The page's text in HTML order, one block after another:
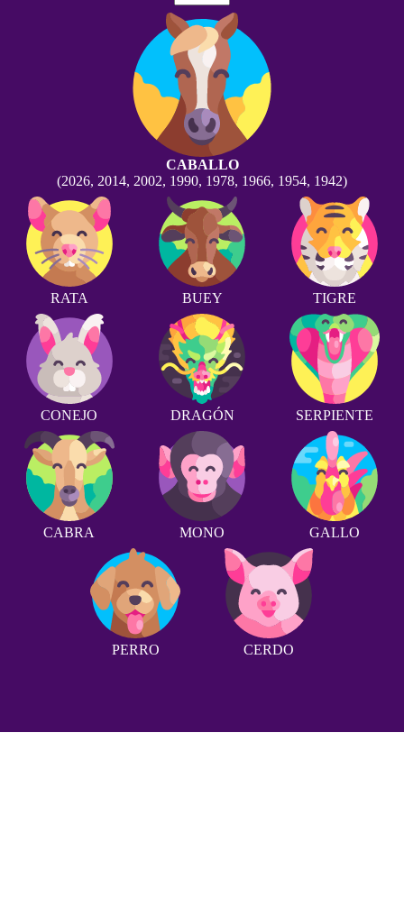
CABALLO
(2026, 2014, 2002, 1990, 1978, 1966, 1954, 1942)
RATA BUEY TIGRE
CONEJO DRAGÓN SERPIENTE
CABRA MONO GALLO
PERRO CERDO